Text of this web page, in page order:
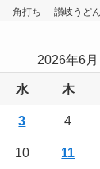
角打ち 讃岐うどん
2026年6月
水 木
3 4
10 11